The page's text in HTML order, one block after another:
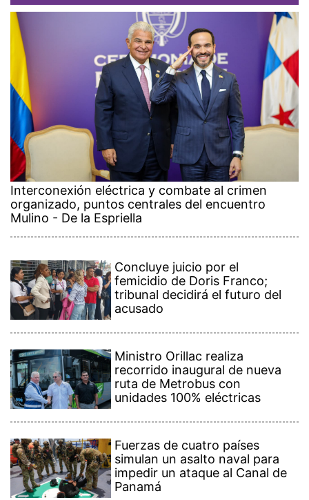
Interconexión eléctrica y combate al crimen
organizado, puntos centrales del encuentro
Mulino - De la Espriella
Concluye juicio por el
femicidio de Doris Franco;
tribunal decidirá el futuro del
acusado
Ministro Orillac realiza
recorrido inaugural de nueva
ruta de Metrobus con
unidades 100% eléctricas
Fuerzas de cuatro países
simulan un asalto naval para
impedir un ataque al Canal de
Panamá